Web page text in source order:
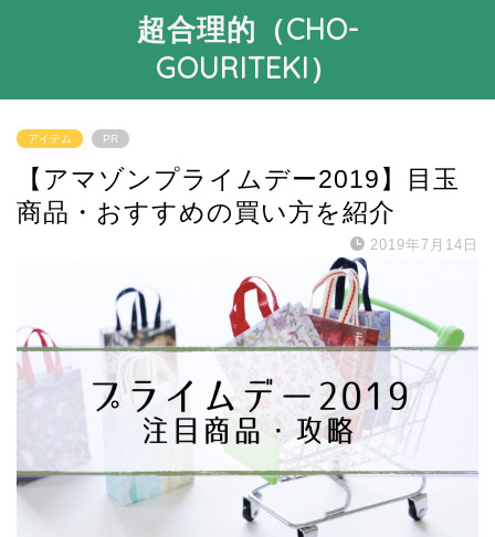
超合理的（CHO-
GOURITEKI）
アイテム PR
【アマゾンプライムデー2019】目玉
商品・おすすめの買い方を紹介
2019年7月14日